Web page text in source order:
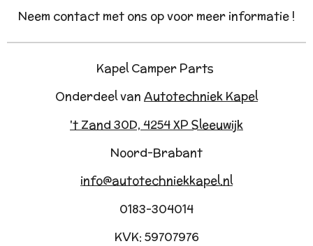
Neem contact met ons op voor meer informatie !
Kapel Camper Parts
Onderdeel van Autotechniek Kapel
't Zand 30D, 4254 XP Sleeuwijk
Noord-Brabant
info@autotechniekkapel.nl
0183-304014
KVK: 59707976